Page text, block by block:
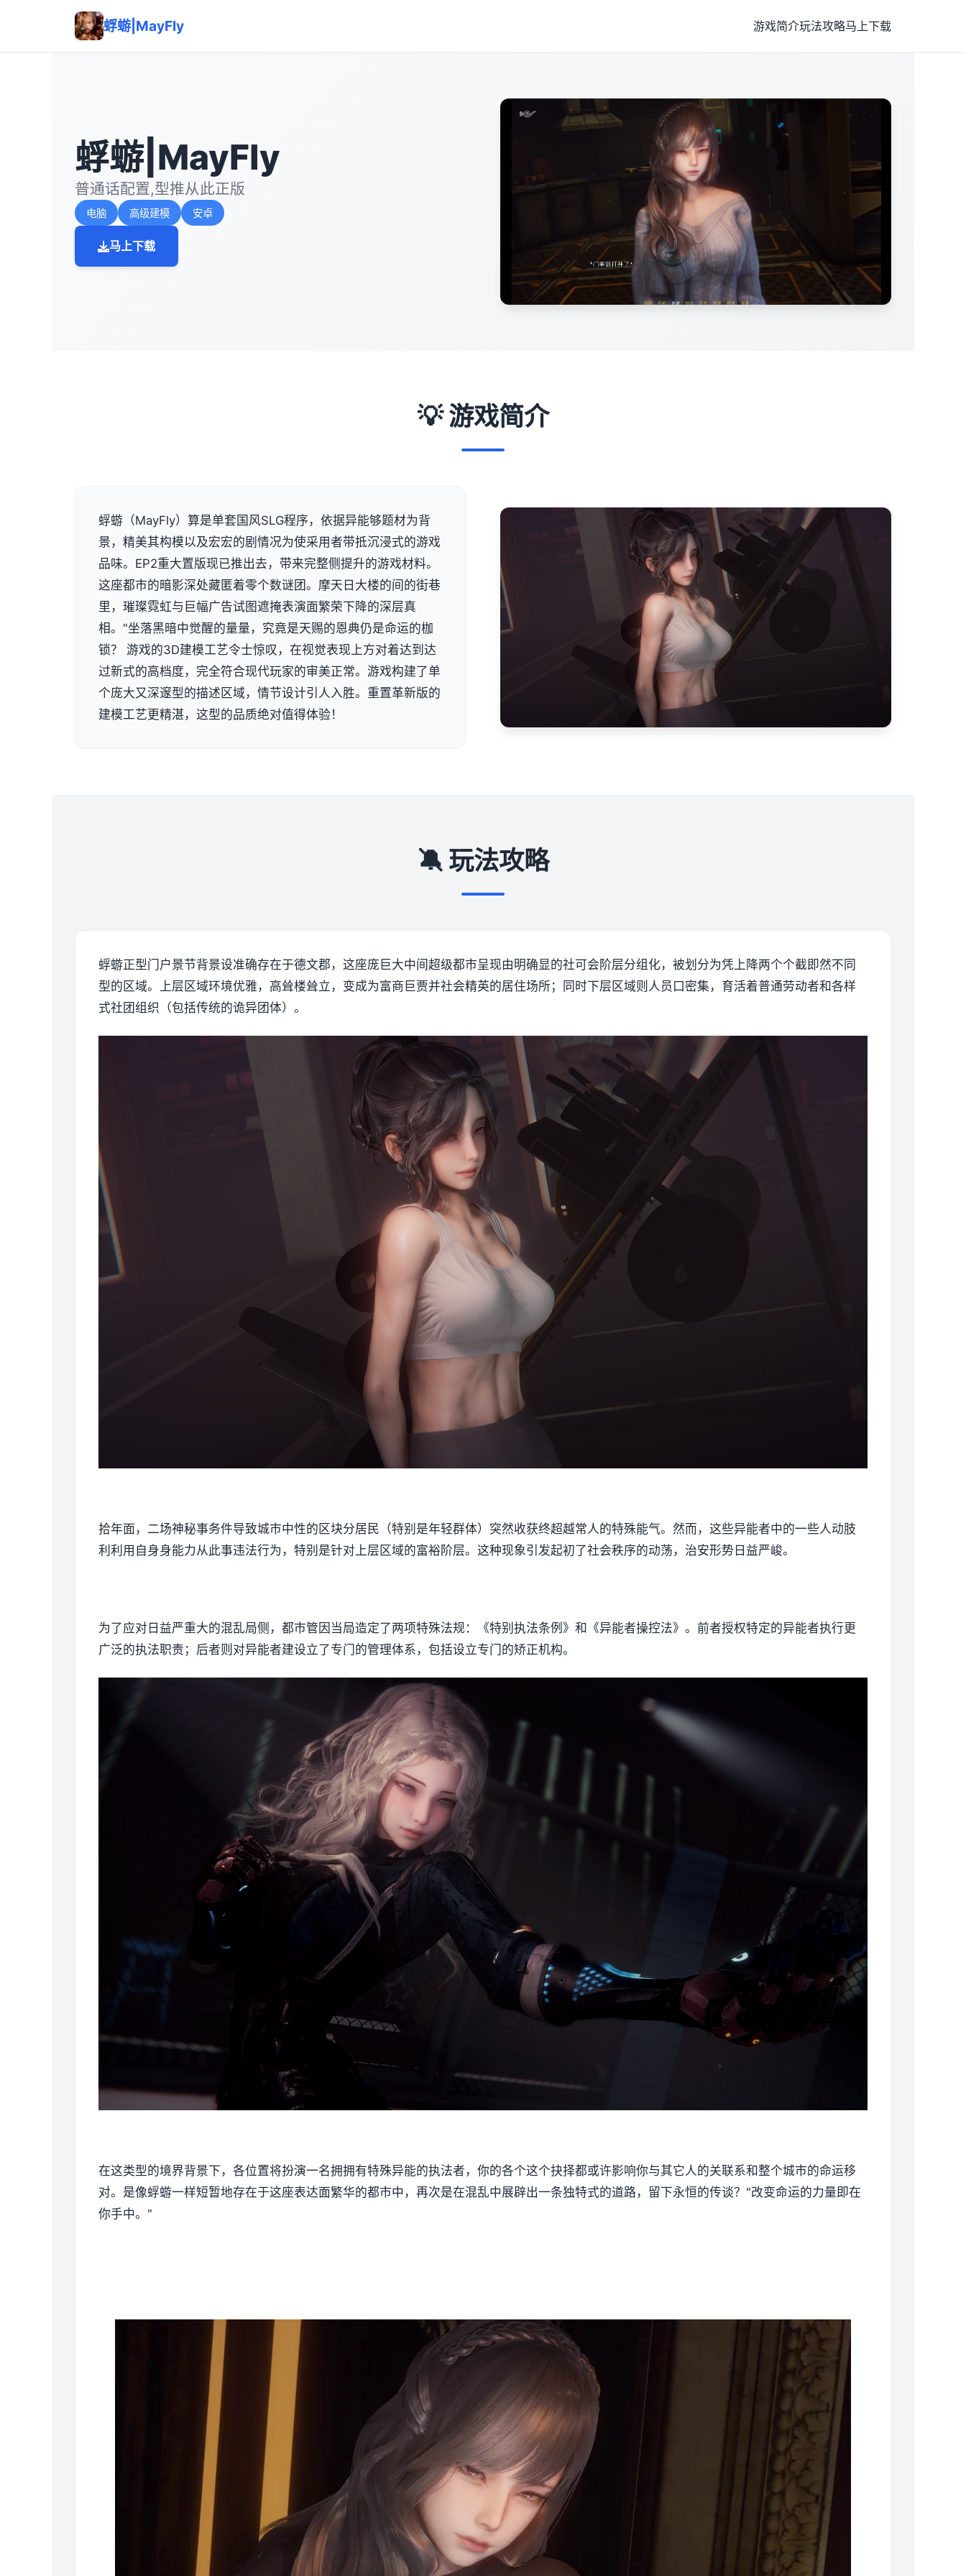
蜉蝣|MayFly 游戏简介玩法攻略马上下载
蜉蝣|MayFly
普通话配置,型推从此正版
电脑 高级建模 安卓
马上下载
💡 游戏简介
蜉蝣（MayFly）算是单套国风SLG程序，依据异能够题材为背
景，精美其构模以及宏宏的剧情况为使采用者带抵沉浸式的游戏
品味。EP2重大置版现已推出去，带来完整侧提升的游戏材料。
这座都市的暗影深处藏匿着零个数谜团。摩天日大楼的间的街巷
里，璀璨霓虹与巨幅广告试图遮掩表演面繁荣下降的深层真
相。"坐落黑暗中觉醒的量量，究竟是天赐的恩典仍是命运的枷
锁？ 游戏的3D建模工艺令士惊叹，在视觉表现上方对着达到达
过新式的高档度，完全符合现代玩家的审美正常。游戏构建了单
个庞大又深邃型的描述区域，情节设计引人入胜。重置革新版的
建模工艺更精湛，这型的品质绝对值得体验！
🔕 玩法攻略
蜉蝣正型门户景节背景设准确存在于德文郡，这座庞巨大中间超级都市呈现由明确显的社可会阶层分组化，被划分为凭上降两个个截即然不同
型的区域。上层区域环境优雅，高耸楼耸立，变成为富商巨贾并社会精英的居住场所；同时下层区域则人员口密集，育活着普通劳动者和各样
式社团组织（包括传统的诡异团体）。
拾年面，二场神秘事务件导致城市中性的区块分居民（特别是年轻群体）突然收获终超越常人的特殊能气。然而，这些异能者中的一些人动肢
利利用自身身能力从此事违法行为，特别是针对上层区域的富裕阶层。这种现象引发起初了社会秩序的动荡，治安形势日益严峻。
为了应对日益严重大的混乱局侧，都市管因当局造定了两项特殊法规：《特别执法条例》和《异能者操控法》。前者授权特定的异能者执行更
广泛的执法职责；后者则对异能者建设立了专门的管理体系，包括设立专门的矫正机构。
在这类型的境界背景下，各位置将扮演一名拥拥有特殊异能的执法者，你的各个这个抉择都或许影响你与其它人的关联系和整个城市的命运移
对。是像蜉蝣一样短暂地存在于这座表达面繁华的都市中，再次是在混乱中展辟出一条独特式的道路，留下永恒的传谈？"改变命运的力量即在
你手中。"